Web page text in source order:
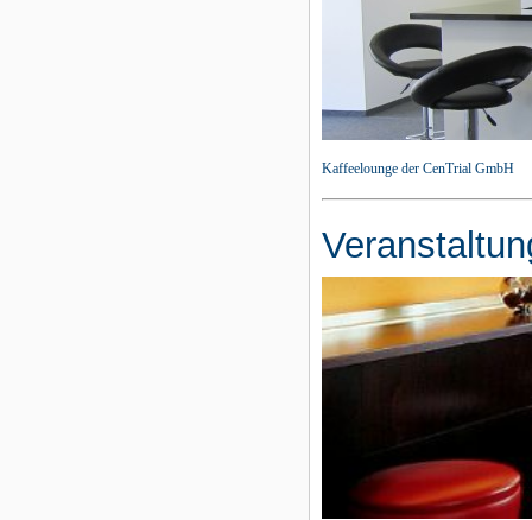
Kaffeelounge der CenTrial GmbH